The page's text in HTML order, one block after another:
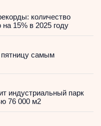
количество
15% в 2025 году
пятницу самым
индустриальный парк
76 000 м2